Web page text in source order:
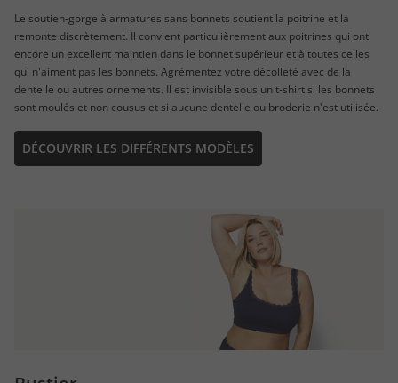
Le soutien-gorge à armatures sans bonnets soutient la poitrine et la
remonte discrètement. Il convient particulièrement aux poitrines qui ont
encore un excellent maintien dans le bonnet supérieur et à toutes celles
qui n'aiment pas les bonnets. Agrémentez votre décolleté avec de la
dentelle ou autres ornements. Il est invisible sous un t-shirt si les bonnets
sont moulés et non cousus et si aucune dentelle ou broderie n'est utilisée.
DÉCOUVRIR LES DIFFÉRENTS MODÈLES